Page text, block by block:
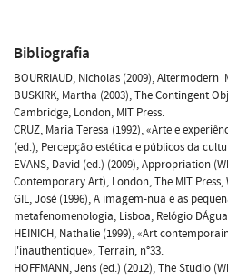
Bibliografia
BOURRIAUD, Nicholas (2009), Altermodern
BUSKIRK, Martha (2003), The Contingent
Cambridge, London, MIT Press.
CRUZ, Maria Teresa (1992), «Arte e
(ed.), Percepção estética e públicos da
EVANS, David (ed.) (2009), Appropriation
Contemporary Art), London, The MIT
GIL, José (1996), A imagem-nua e as
metafenomenologia, Lisboa, Relógio
HEINICH, Nathalie (1999), «Art
l'inauthentique», Terrain, n°33.
HOFFMANN, Jens (ed.) (2012), The Studio